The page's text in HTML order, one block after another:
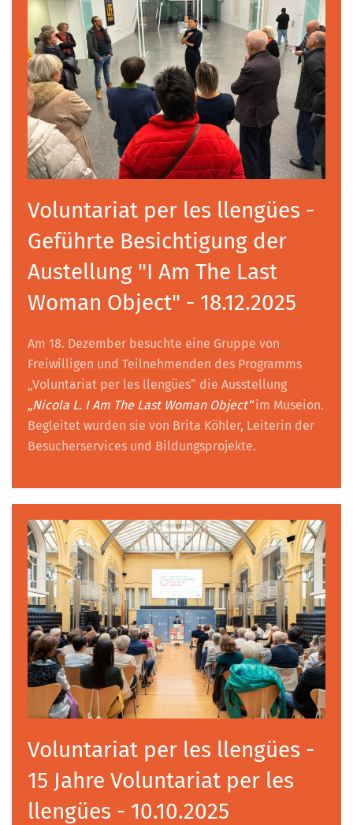
Voluntariat per les llengües -
Geführte Besichtigung der
Austellung "I Am The Last
Woman Object" - 18.12.2025
Am 18. Dezember besuchte eine Gruppe von
Freiwilligen und Teilnehmenden des Programms
„Voluntariat per les llengües“ die Ausstellung
„Nicola L. I Am The Last Woman Object“im Museion.
Begleitet wurden sie von Brita Köhler, Leiterin der
Besucherservices und Bildungsprojekte.
Voluntariat per les llengües -
15 Jahre Voluntariat per les
llengües - 10.10.2025